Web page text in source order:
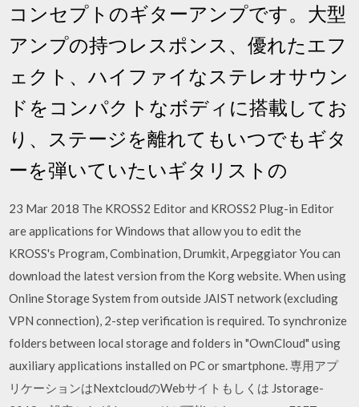
コンセプトのギターアンプです。大型
アンプの持つレスポンス、優れたエフ
ェクト、ハイファイなステレオサウン
ドをコンパクトなボディに搭載してお
り、ステージを離れてもいつでもギタ
ーを弾いていたいギタリストの
23 Mar 2018 The KROSS2 Editor and KROSS2 Plug-in Editor
are applications for Windows that allow you to edit the
KROSS's Program, Combination, Drumkit, Arpeggiator You can
download the latest version from the Korg website. When using
Online Storage System from outside JAIST network (excluding
VPN connection), 2-step verification is required. To synchronize
folders between local storage and folders in "OwnCloud" using
auxiliary applications installed on PC or smartphone. 専用アプ
リケーションはNextcloudのWebサイトもしくは Jstorage-